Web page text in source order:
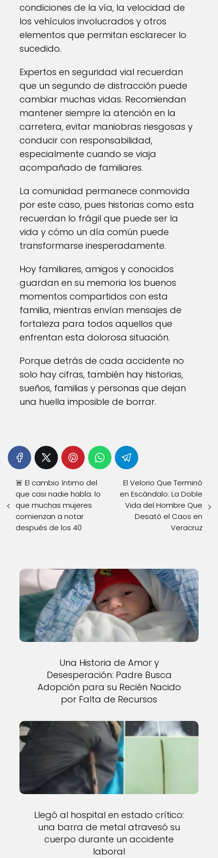
condiciones de la vía, la velocidad de
los vehículos involucrados y otros
elementos que permitan esclarecer lo
sucedido.
Expertos en seguridad vial recuerdan
que un segundo de distracción puede
cambiar muchas vidas. Recomiendan
mantener siempre la atención en la
carretera, evitar maniobras riesgosas y
conducir con responsabilidad,
especialmente cuando se viaja
acompañado de familiares.
La comunidad permanece conmovida
por este caso, pues historias como esta
recuerdan lo frágil que puede ser la
vida y cómo un día común puede
transformarse inesperadamente.
Hoy familiares, amigos y conocidos
guardan en su memoria los buenos
momentos compartidos con esta
familia, mientras envían mensajes de
fortaleza para todos aquellos que
enfrentan esta dolorosa situación.
Porque detrás de cada accidente no
solo hay cifras, también hay historias,
sueños, familias y personas que dejan
una huella imposible de borrar.
🚨 El cambio íntimo del
que casi nadie habla: lo
que muchas mujeres
comienzan a notar
después de los 40
El Velorio Que Terminó
en Escándalo: La Doble
Vida del Hombre Que
Desató el Caos en
Veracruz
Una Historia de Amor y
Desesperación: Padre Busca
Adopción para su Recién Nacido
por Falta de Recursos
Llegó al hospital en estado crítico:
una barra de metal atravesó su
cuerpo durante un accidente
laboral